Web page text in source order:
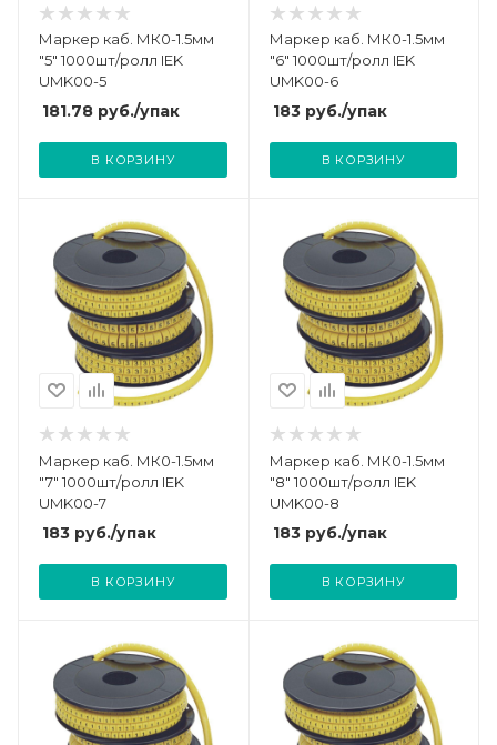
Маркер каб. МК0-1.5мм
"5" 1000шт/ролл IEK
UMK00-5
181.78 руб./упак
В КОРЗИНУ
Маркер каб. МК0-1.5мм
"6" 1000шт/ролл IEK
UMK00-6
183руб./упак
В КОРЗИНУ
Маркер каб. МК0-1.5мм
"7" 1000шт/ролл IEK
UMK00-7
183 руб./упак
В КОРЗИНУ
Маркер каб. МК0-1.5мм
"8" 1000шт/ролл IEK
UMK00-8
183руб./упак
В КОРЗИНУ